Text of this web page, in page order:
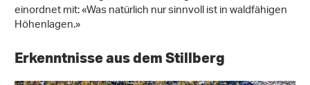
einordnet mit: «Was natürlich nur sinnvoll ist in waldfähigen
Höhenlagen.»
Erkenntnisse aus dem Stillberg